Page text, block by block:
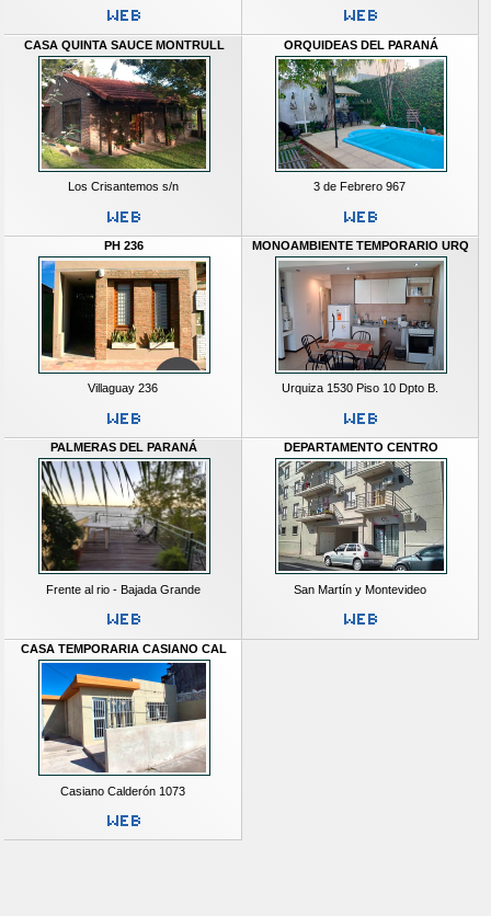
CASA QUINTA SAUCE MONTRULL
Los Crisantemos s/n
ORQUIDEAS DEL PARANÁ
3 de Febrero 967
PH 236
Villaguay 236
MONOAMBIENTE TEMPORARIO URQ
Urquiza 1530 Piso 10 Dpto B.
PALMERAS DEL PARANÁ
Frente al rio - Bajada Grande
DEPARTAMENTO CENTRO
San Martín y Montevideo
CASA TEMPORARIA CASIANO CAL
Casiano Calderón 1073